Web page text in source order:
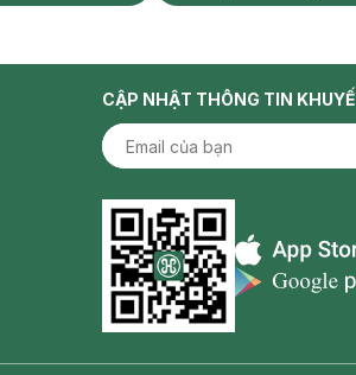
CẬP NHẬT THÔNG TIN
Appstore